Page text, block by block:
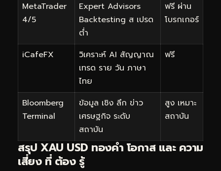
MetaTrader
4/5
Expert Advisors
Backtesting ส เปรด
ต่ำ
ฟรี ผ่าน
โบรกเกอร์
iCafeFX
วิเคราะห์ AI สัญญาณ
เทรด ราย วัน ภาษา
ไทย
ฟรี
Bloomberg
Terminal
ข้อมูล เชิง ลึก ข่าว
เศรษฐกิจ ระดับ
สถาบัน
สูง เหมาะ
สถาบัน
สรุป XAU USD ทองคำ โอกาส และ ความ
เสี่ยง ที่ ต้อง รู้